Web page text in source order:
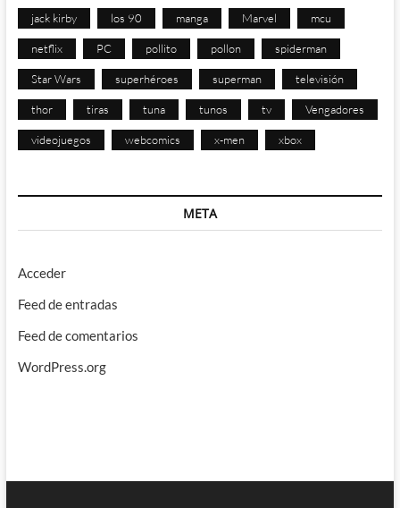
jack kirby los 90 manga Marvel mcu
netflix PC pollito pollon spiderman
Star Wars superhéroes superman televisión
thor tiras tuna tunos tv Vengadores
videojuegos webcomics x-men xbox
META
Acceder
Feed de entradas
Feed de comentarios
WordPress.org